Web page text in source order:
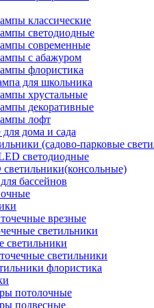
классические
светодиодные
современные
с абажуром
флористика
для школьника
хрустальные
декоративные
лофт
дома и сада
(садово-парковые
светодиодные
бассейнов
врезные
светильники
светильники
светильники
флористика
потолочные
подвесные